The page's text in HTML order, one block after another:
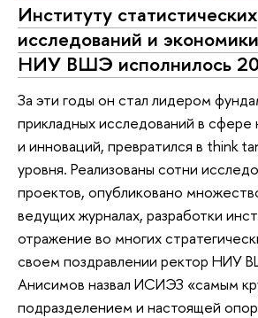
Институту статистических
исследований и
НИУ ВШЭ исполнилось
За эти годы он стал лидером
прикладных исследований в сфере
и инноваций, превратился в think
уровня. Реализованы сотни
проектов, опубликовано
ведущих журналах, разработки
отражение во многих
своем поздравлении ректор НИУ
Анисимов назвал ИСИЭЗ «самым
подразделением и настоящей